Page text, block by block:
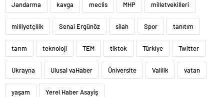
Jandarma kavga meclis MHP milletvekilleri
milliyetçilik Senai Ergünöz silah Spor tanıtım
tarım teknoloji TEM tiktok Türkiye Twitter
Ukrayna Ulusal vaHaber Üniversite Valilik vatan
yaşam Yerel Haber Asayiş